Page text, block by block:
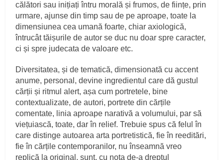
călători sau inițiați întru morală și frumos, de ființe, prin
urmare, ajunse din timp sau de pe aproape, toate la
dimensiunea cea umană foarte, chiar axiologică,
întrucât tăișurile de autor se duc nu doar spre caracter,
ci și spre judecata de valoare etc.
Diversitatea, și de tematică, dimensionată cu accent
anume, personal, devine ingredientul care dă gustul
cărții și ritmul alert, așa cum portretele, bine
contextualizate, de autori, portrete din cărțile
comentate, linia aproape narativă a volumului, par să
viețuiască, toate, dar în relief. Trebuie spus că felul în
care distinge autoarea arta portretistică, fie în reeditări,
fie în cărțile contemporanilor, nu înseamnă vreo
replică la original, sunt, cu nota de-a dreptul